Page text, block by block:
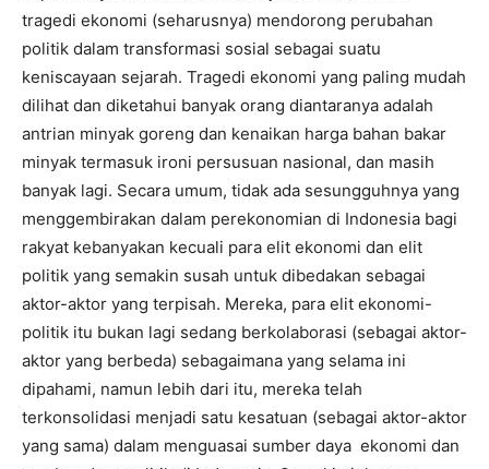
tragedi ekonomi (seharusnya) mendorong perubahan
politik dalam transformasi sosial sebagai suatu
keniscayaan sejarah. Tragedi ekonomi yang paling mudah
dilihat dan diketahui banyak orang diantaranya adalah
antrian minyak goreng dan kenaikan harga bahan bakar
minyak termasuk ironi persusuan nasional, dan masih
banyak lagi. Secara umum, tidak ada sesungguhnya yang
menggembirakan dalam perekonomian di Indonesia bagi
rakyat kebanyakan kecuali para elit ekonomi dan elit
politik yang semakin susah untuk dibedakan sebagai
aktor-aktor yang terpisah. Mereka, para elit ekonomi-
politik itu bukan lagi sedang berkolaborasi (sebagai aktor-
aktor yang berbeda) sebagaimana yang selama ini
dipahami, namun lebih dari itu, mereka telah
terkonsolidasi menjadi satu kesatuan (sebagai aktor-aktor
yang sama) dalam menguasai sumber daya ekonomi dan